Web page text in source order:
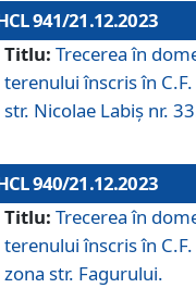
941/21.12.2023
Titlu: Trecerea în
terenului înscris în
str. Nicolae Labiș nr.
940/21.12.2023
Titlu: Trecerea în
terenului înscris în
zona str. Fagurului.